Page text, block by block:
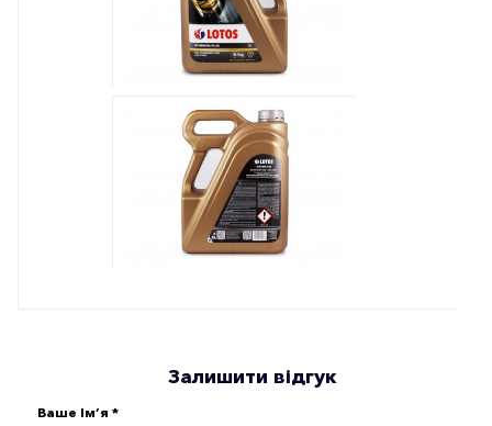
Залишити відгук
Ваше Ім’я *